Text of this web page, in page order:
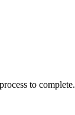
to complete.